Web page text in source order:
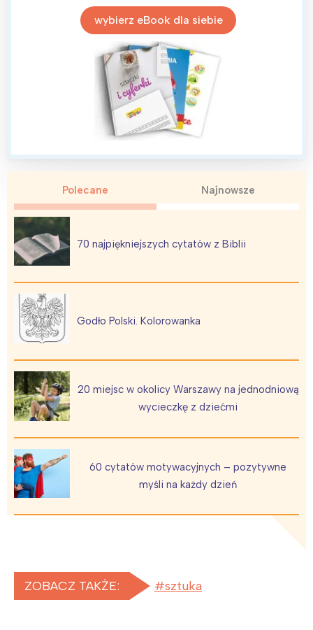
wybierz eBook dla siebie
Polecane Najnowsze
70 najpiękniejszych cytatów z Biblii
Godło Polski. Kolorowanka
20 miejsc w okolicy Warszawy na jednodniową
wycieczkę z dziećmi
60 cytatów motywacyjnych – pozytywne
myśli na każdy dzień
ZOBACZ TAKŻE: sztuka